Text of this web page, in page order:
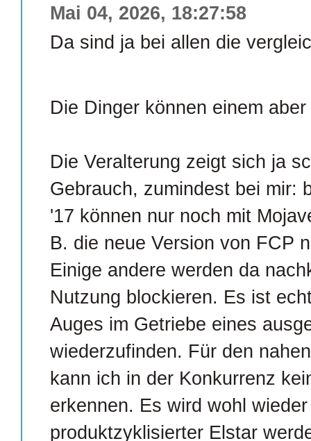
Mai 04, 2026, 18:27:58
Da sind ja bei allen die
Die Dinger können einem
Die Veralterung zeigt sich ja
Gebrauch, zumindest bei mir:
'17 können nur noch mit
B. die neue Version von FCP
Einige andere werden da
Nutzung blockieren. Es ist
Auges im Getriebe eines
wiederzufinden. Für den
kann ich in der Konkurrenz
erkennen. Es wird wohl
produktzyklisierter Elstar